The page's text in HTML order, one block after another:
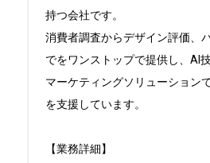
持つ会社です。
消費者調査からデザイン評価、
でをワンストップで提供し、AI
マーケティングソリューション
を支援しています。
【業務詳細】